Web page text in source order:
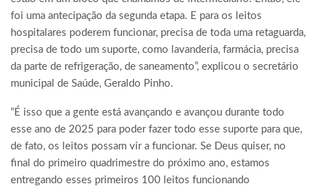
foi uma antecipação da segunda etapa. E para os leitos
hospitalares poderem funcionar, precisa de toda uma retaguarda,
precisa de todo um suporte, como lavanderia, farmácia, precisa
da parte de refrigeração, de saneamento”, explicou o secretário
municipal de Saúde, Geraldo Pinho.
“É isso que a gente está avançando e avançou durante todo
esse ano de 2025 para poder fazer todo esse suporte para que,
de fato, os leitos possam vir a funcionar. Se Deus quiser, no
final do primeiro quadrimestre do próximo ano, estamos
entregando esses primeiros 100 leitos funcionando